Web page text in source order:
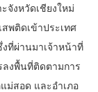
จังหวัดเชียงใหม่
พติดเข้าประเทศ
ที่ผ่านมาเจ้าหน้าที่
ลงพื้นที่ติดตามการ
ม่สอด และอำเภอ